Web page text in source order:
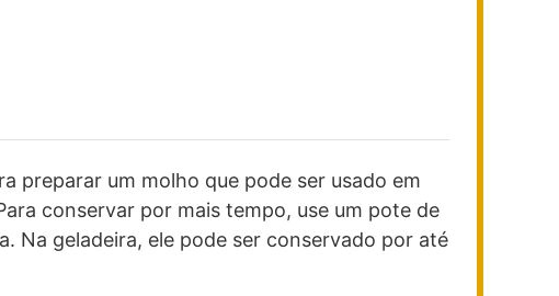
preparar um molho que pode ser usado em
conservar por mais tempo, use um pote de
Na geladeira, ele pode ser conservado por até